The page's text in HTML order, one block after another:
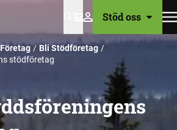
VarukorgStöd oss
Företag
Bli Stödföretag
stödföretag